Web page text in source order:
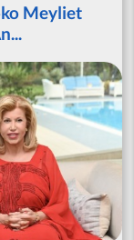
Meyliet